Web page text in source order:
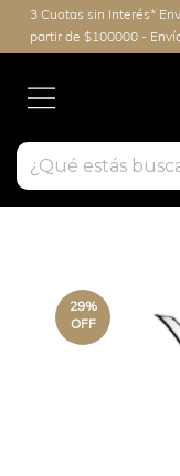
3 Cuotas sin Interés*
partir de $100000 -
29%
OFF